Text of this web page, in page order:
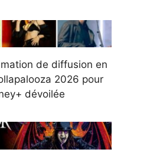
de diffusion en
2026 pour
dévoilée